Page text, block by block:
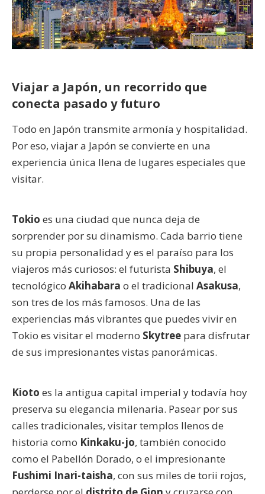
Viajar a Japón, un recorrido que
conecta pasado y futuro
Todo en Japón transmite armonía y hospitalidad.
Por eso, viajar a Japón se convierte en una
experiencia única llena de lugares especiales que
visitar.
Tokio es una ciudad que nunca deja de
sorprender por su dinamismo. Cada barrio tiene
su propia personalidad y es el paraíso para los
viajeros más curiosos: el futurista Shibuya, el
tecnológico Akihabara o el tradicional Asakusa,
son tres de los más famosos. Una de las
experiencias más vibrantes que puedes vivir en
Tokio es visitar el moderno Skytree para disfrutar
de sus impresionantes vistas panorámicas.
Kioto es la antigua capital imperial y todavía hoy
preserva su elegancia milenaria. Pasear por sus
calles tradicionales, visitar templos llenos de
historia como Kinkaku-jo, también conocido
como el Pabellón Dorado, o el impresionante
Fushimi Inari-taisha, con sus miles de torii rojos,